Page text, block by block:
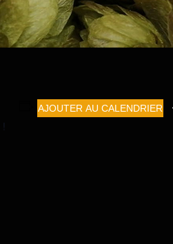
AJOUTER AU CALENDRIER